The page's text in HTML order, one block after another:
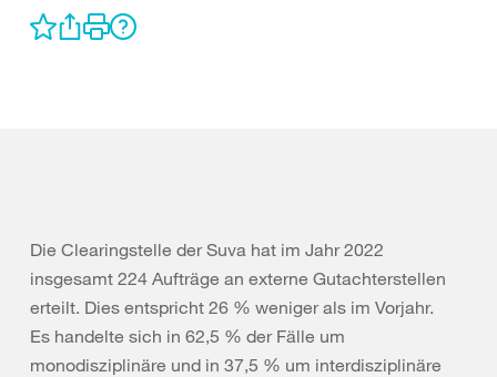
Die Clearingstelle der Suva hat im Jahr 2022
insgesamt 224 Aufträge an externe Gutachterstellen
erteilt. Dies entspricht 26 % weniger als im Vorjahr.
Es handelte sich in 62,5 % der Fälle um
monodisziplinäre und in 37,5 % um interdisziplinäre